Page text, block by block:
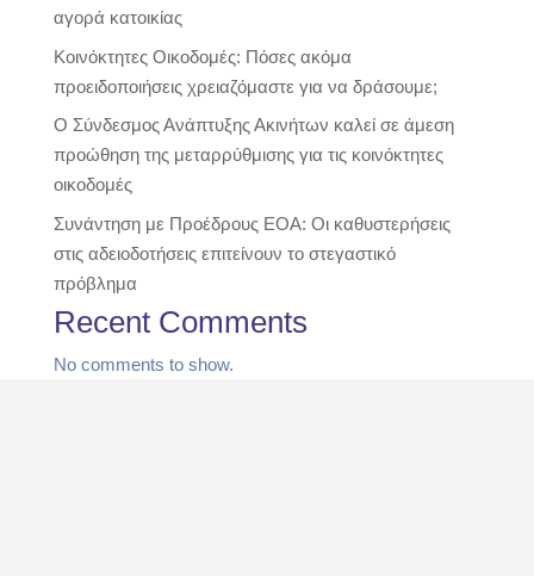
αγορά κατοικίας
Κοινόκτητες Οικοδομές: Πόσες ακόμα
προειδοποιήσεις χρειαζόμαστε για να δράσουμε;
Ο Σύνδεσμος Ανάπτυξης Ακινήτων καλεί σε άμεση
προώθηση της μεταρρύθμισης για τις κοινόκτητες
οικοδομές
Συνάντηση με Προέδρους ΕΟΑ: Οι καθυστερήσεις
στις αδειοδοτήσεις επιτείνουν το στεγαστικό
πρόβλημα
Recent Comments
No comments to show.